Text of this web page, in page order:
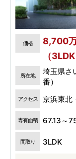
価格
8,700
（3LDK
所在地
埼玉県さ
番）
アクセス 京浜東北
専有面積 67.13～
間取り 3LDK